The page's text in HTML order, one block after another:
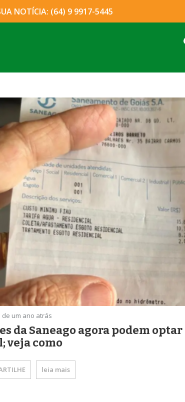
NOTÍCIA: (64) 9 9917-5445
de um ano atrás
da Saneago agora podem
veja como
leia mais